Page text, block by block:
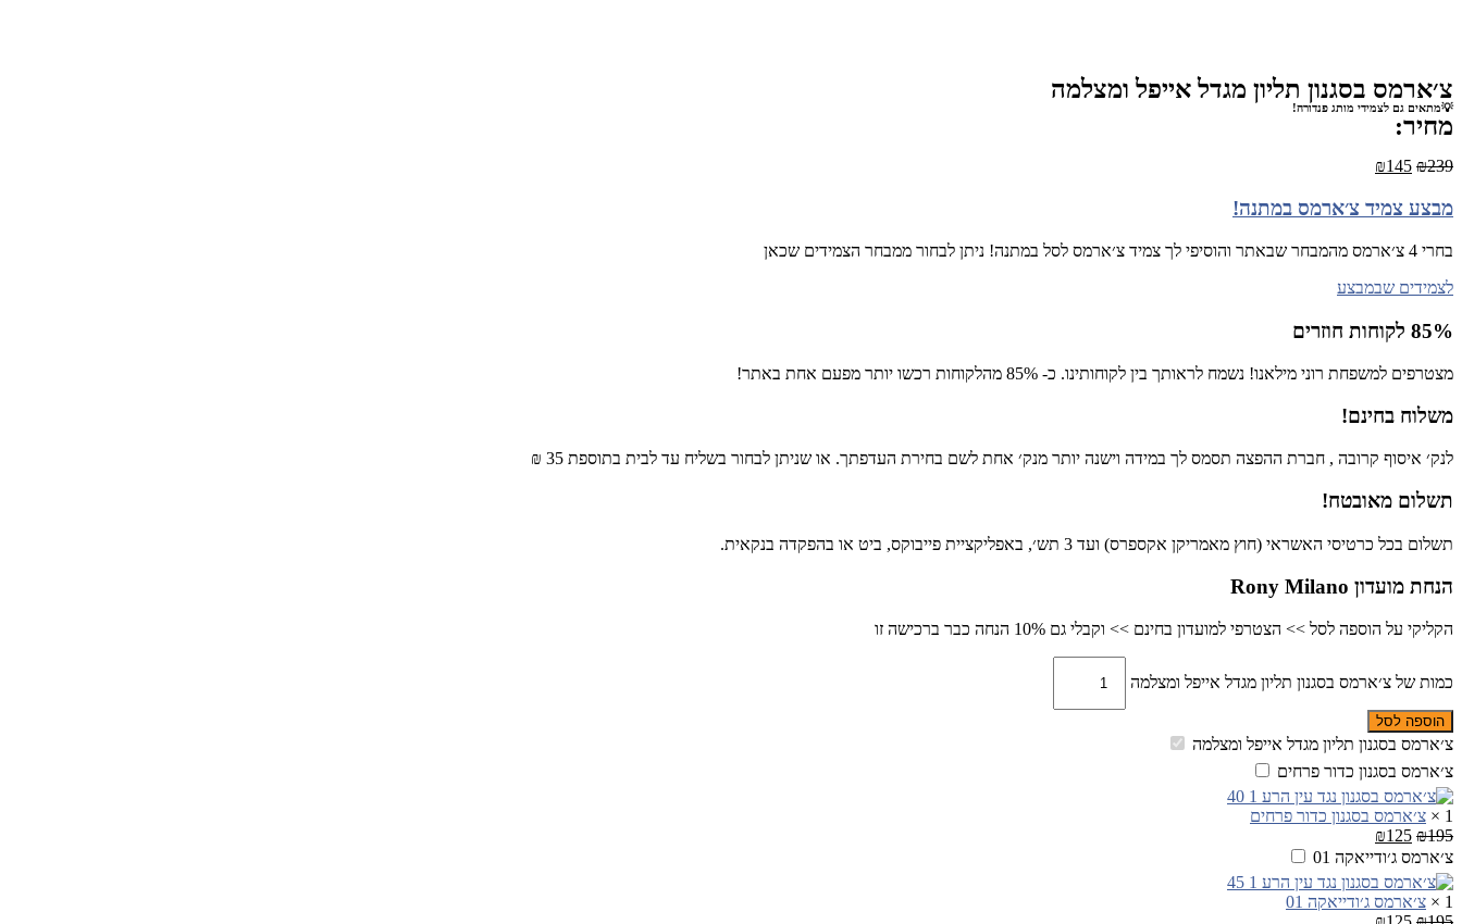
צ׳ארמס בסגנון תליון מגדל אייפל ומצלמה
💡מתאים גם לצמידי מותג פנדורה!
מחיר:
₪239
₪145
מבצע צמיד צ׳ארמס במתנה!
בחרי 4 צ׳ארמס מהמבחר שבאתר והוסיפי לך צמיד צ׳ארמס לסל במתנה! ניתן לבחור ממבחר הצמידים שכאן
לצמידים שבמבצע
85% לקוחות חוזרים
מצטרפים למשפחת רוני מילאנו! נשמח לראותך בין לקוחותינו. כ- 85% מהלקוחות רכשו יותר מפעם אחת באתר!
משלוח בחינם!
לנק׳ איסוף קרובה , חברת ההפצה תסמס לך במידה וישנה יותר מנק׳ אחת לשם בחירת העדפתך. או שניתן לבחור בשליח עד לבית בתוספת 35 ₪
תשלום מאובטח!
תשלום בכל כרטיסי האשראי (חוץ מאמריקן אקספרס) ועד 3 תש׳, באפליקציית פייבוקס, ביט או בהפקדה בנקאית.
הנחת מועדון Rony Milano
הקליקי על הוספה לסל >> הצטרפי למועדון בחינם >> וקבלי גם 10% הנחה כבר ברכישה זו
כמות של צ׳ארמס בסגנון תליון מגדל אייפל ומצלמה
הוספה לסל
צ׳ארמס בסגנון תליון מגדל אייפל ומצלמה
צ׳ארמס בסגנון כדור פרחים
1
× צ׳ארמס בסגנון כדור פרחים
₪195
₪125
צ׳ארמס ג׳ודייאקה 01
1
× צ׳ארמס ג׳ודייאקה 01